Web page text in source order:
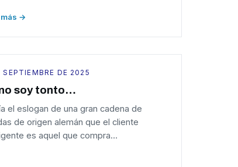
más →
SEPTIEMBRE DE 2025
soy tonto…
el eslogan de una gran cadena de
de origen alemán que el cliente
es aquel que compra…